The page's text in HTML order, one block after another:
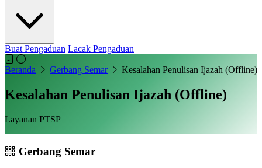
Buat Pengaduan Lacak Pengaduan
Beranda Gerbang Semar Kesalahan Penulisan Ijazah (Offline)
Kesalahan Penulisan Ijazah (Offline)
Layanan PTSP
Gerbang Semar